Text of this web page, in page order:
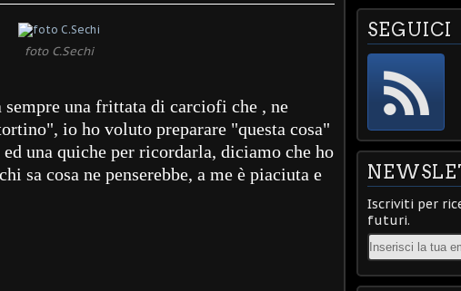
foto C.Sechi
una frittata di carciofi che , ne
io ho voluto preparare "questa cosa"
una quiche per ricordarla, diciamo che ho
sa cosa ne penserebbe, a me è piaciuta e
SEGUICI
Iscriviti per
futuri.
Email